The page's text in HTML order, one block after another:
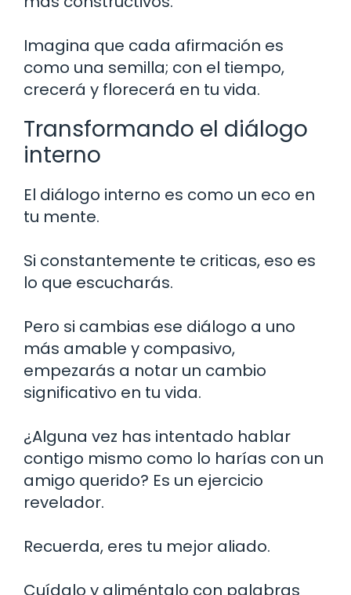
Imagina que cada afirmación es
como una semilla; con el tiempo,
crecerá y florecerá en tu vida.
Transformando el diálogo
interno
El diálogo interno es como un eco en
tu mente.
Si constantemente te criticas, eso es
lo que escucharás.
Pero si cambias ese diálogo a uno
más amable y compasivo,
empezarás a notar un cambio
significativo en tu vida.
¿Alguna vez has intentado hablar
contigo mismo como lo harías con un
amigo querido? Es un ejercicio
revelador.
Recuerda, eres tu mejor aliado.
Cuídalo y aliméntalo con palabras